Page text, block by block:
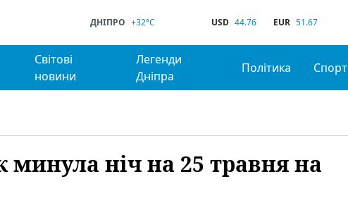
ДНІПРО +32°C USD 44.76 EUR 51.67
Світові
новини
Легенди
Дніпра
Політика Спорт
ніч на 25 травня на